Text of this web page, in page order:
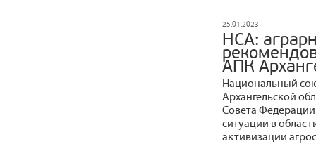
25.01.2023
НСА:
АПК
Национальный
Архангельской
Совета
ситуации в
активизации